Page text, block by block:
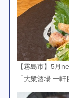
【霧島市】5月
「大衆酒場 一軒